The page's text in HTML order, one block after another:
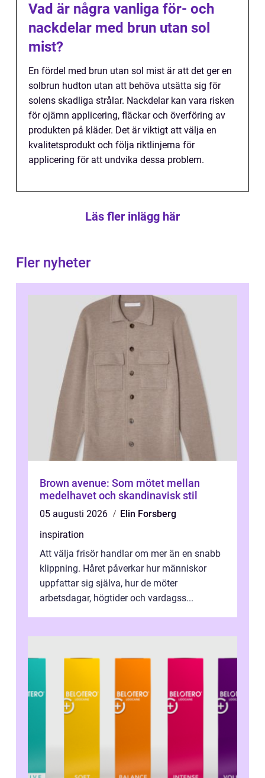
Vad är några vanliga för- och
nackdelar med brun utan sol
mist?
En fördel med brun utan sol mist är att det ger en
solbrun hudton utan att behöva utsätta sig för
solens skadliga strålar. Nackdelar kan vara risken
för ojämn applicering, fläckar och överföring av
produkten på kläder. Det är viktigt att välja en
kvalitetsprodukt och följa riktlinjerna för
applicering för att undvika dessa problem.
Läs fler inlägg här
Fler nyheter
Brown avenue: Som mötet mellan
medelhavet och skandinavisk stil
05 augusti 2026
Elin Forsberg
inspiration
Att välja frisör handlar om mer än en snabb
klippning. Håret påverkar hur människor
uppfattar sig själva, hur de möter
arbetsdagar, högtider och vardagss...